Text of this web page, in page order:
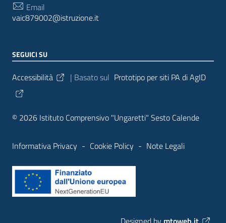
Email
vaic879002@istruzione.it
SEGUICI SU
Sezione Link Utili
Accessibilità | Basato sul Prototipo per siti PA di AgID
© 2026 Istituto Comprensivo "Ungaretti" Sesto Calende
Informativa Privacy - Cookie Policy - Note Legali